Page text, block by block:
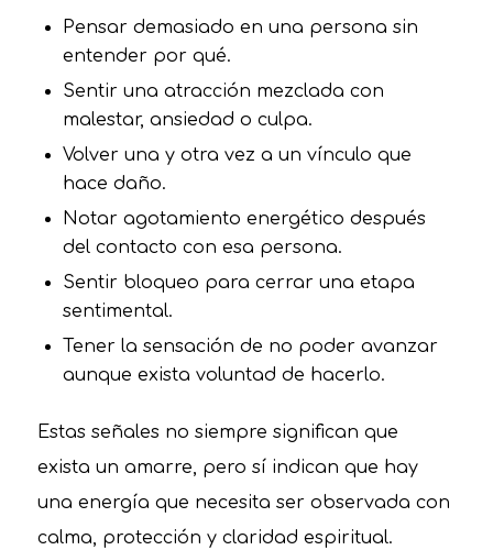
Pensar demasiado en una persona sin
entender por qué.
Sentir una atracción mezclada con
malestar, ansiedad o culpa.
Volver una y otra vez a un vínculo que
hace daño.
Notar agotamiento energético después
del contacto con esa persona.
Sentir bloqueo para cerrar una etapa
sentimental.
Tener la sensación de no poder avanzar
aunque exista voluntad de hacerlo.
Estas señales no siempre significan que
exista un amarre, pero sí indican que hay
una energía que necesita ser observada con
calma, protección y claridad espiritual.